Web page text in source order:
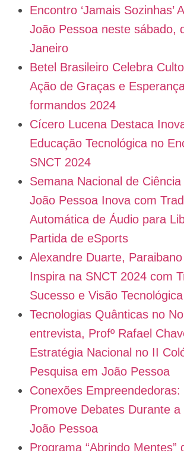
Encontro ‘Jamais Sozinhas’
João Pessoa neste sábado,
Janeiro
Betel Brasileiro Celebra
Ação de Graças e
formandos 2024
Cícero Lucena Destaca
Educação Tecnológica no
SNCT 2024
Semana Nacional de Ciência
João Pessoa Inova com
Automática de Áudio para
Partida de eSports
Alexandre Duarte,
Inspira na SNCT 2024 com
Sucesso e Visão Tecnológica
Tecnologias Quânticas no
entrevista, Profº Rafael
Estratégia Nacional no II
Pesquisa em João Pessoa
Conexões Empreendedoras:
Promove Debates Durante a
João Pessoa
Programa “Abrindo Mentes”